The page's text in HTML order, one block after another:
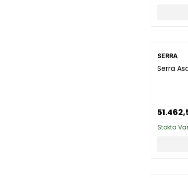
SERRA
Serra
Stokta Var